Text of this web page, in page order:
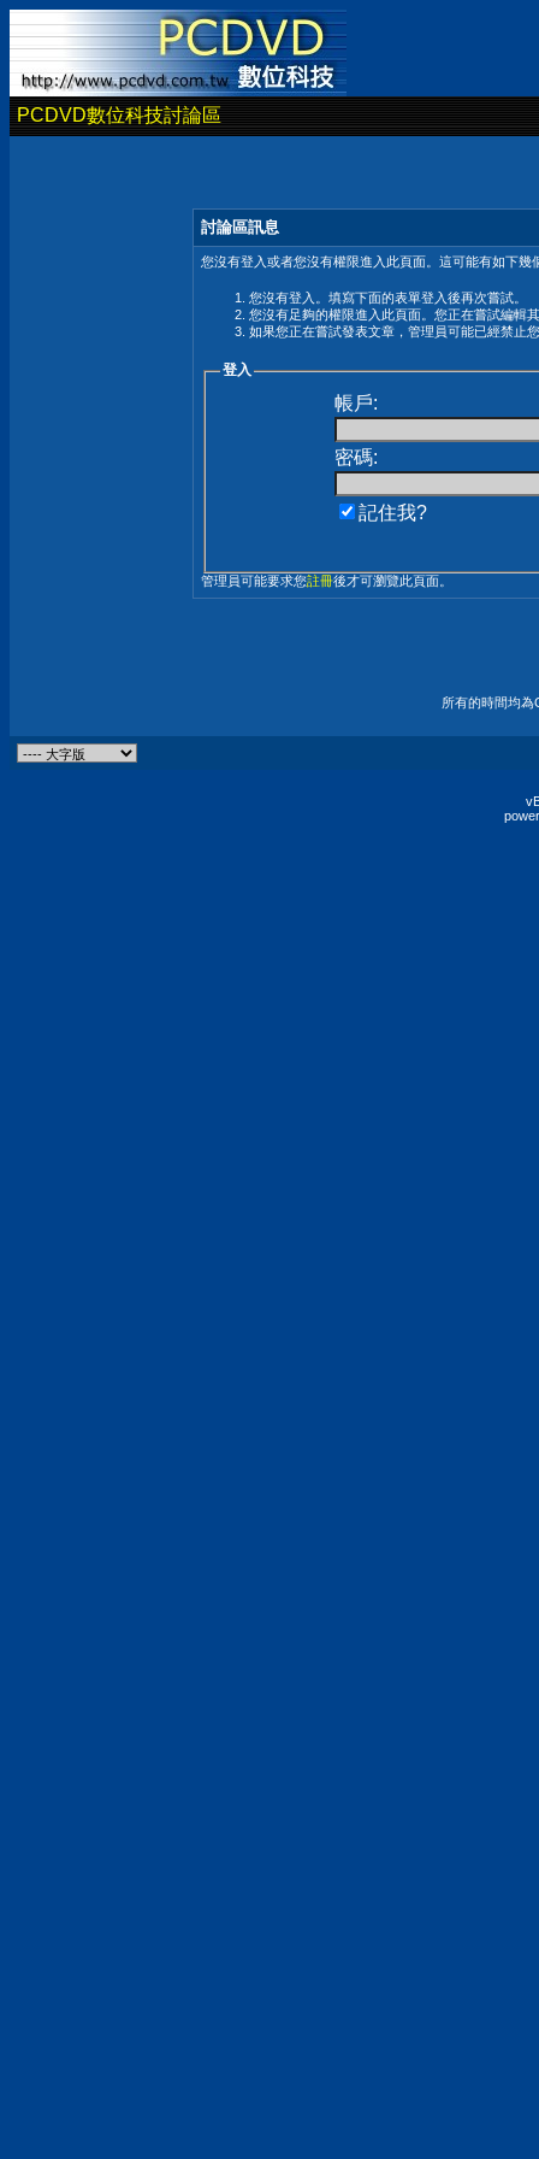
PCDVD數位科技討論區
討論區訊息
您沒有登入或者您沒有權限進入此頁面。這可能有如下幾
您沒有登入。填寫下面的表單登入後再次嘗試。
您沒有足夠的權限進入此頁面。您正在嘗試編輯
如果您正在嘗試發表文章，管理員可能已經禁止
登入
帳戶:
密碼:
記住我?
管理員可能要求您註冊後才可瀏覽此頁面。
所有的時間均為